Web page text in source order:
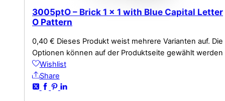
3005ptO – Brick 1 x 1 with Blue Capital Letter
O Pattern
0,40 € Dieses Produkt weist mehrere Varianten auf. Die
Optionen können auf der Produktseite gewählt werden
Wishlist
Share